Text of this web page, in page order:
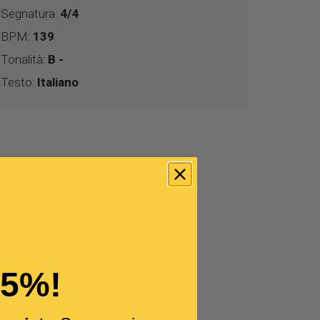
Segnatura: 4/4
BPM: 139
Tonalità: B -
Testo: Italiano